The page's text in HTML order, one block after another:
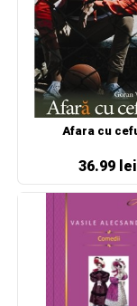
Afara cu
36.99 lei